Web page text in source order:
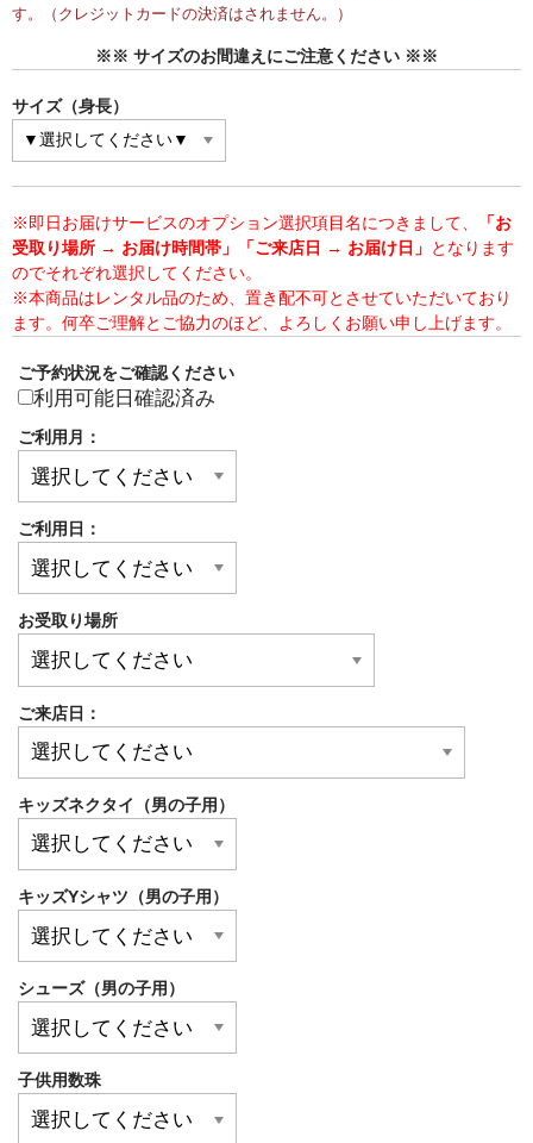
す。（クレジットカードの決済はされません。）
※※ サイズのお間違えにご注意ください ※※
サイズ（身長）
※即日お届けサービスのオプション選択項目名につきまして、
「お
受取り場所 → お届け時間帯」「ご来店日 → お届け日」 となります
のでそれぞれ選択してください。
※本商品はレンタル品のため、置き配不可とさせていただいており
ます。何卒ご理解とご協力のほど、よろしくお願い申し上げます。
ご予約状況をご確認ください
利用可能日確認済み
ご利用月：
ご利用日：
お受取り場所
ご来店日：
キッズネクタイ（男の子用）
キッズYシャツ（男の子用）
シューズ（男の子用）
子供用数珠